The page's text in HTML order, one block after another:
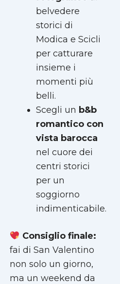
belvedere
storici di
Modica e Scicli
per catturare
insieme i
momenti più
belli.
Scegli un b&b
romantico con
vista barocca
nel cuore dei
centri storici
per un
soggiorno
indimenticabile.
Consiglio finale:
fai di San Valentino
non solo un giorno,
ma un weekend da